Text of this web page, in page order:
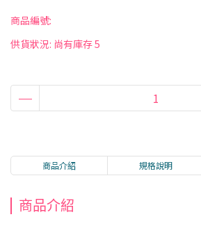
商品編號:
供貨狀況: 尚有庫存 5
商品介紹 規格說明
商品介紹